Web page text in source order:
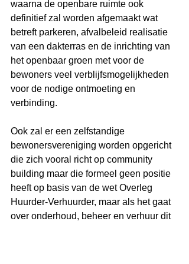
waarna de openbare ruimte ook
definitief zal worden afgemaakt wat
betreft parkeren, afvalbeleid realisatie
van een dakterras en de inrichting van
het openbaar groen met voor de
bewoners veel verblijfsmogelijkheden
voor de nodige ontmoeting en
verbinding.
Ook zal er een zelfstandige
bewonersvereniging worden opgericht
die zich vooral richt op community
building maar die formeel geen positie
heeft op basis van de wet Overleg
Huurder-Verhuurder, maar als het gaat
over onderhoud, beheer en verhuur dit